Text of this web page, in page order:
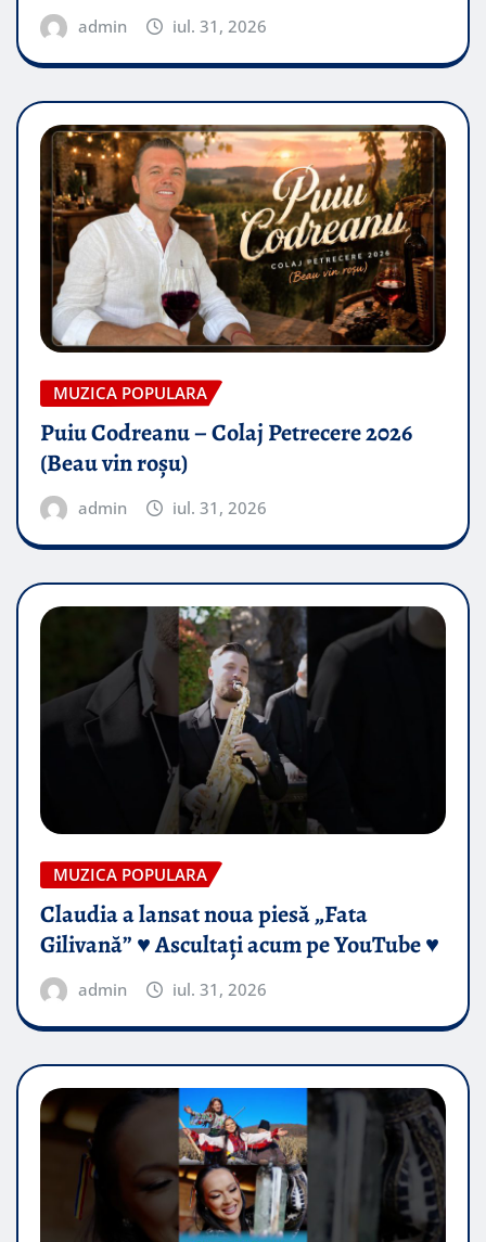
admin iul. 31, 2026
MUZICA POPULARA
Puiu Codreanu – Colaj Petrecere 2026
(Beau vin roșu)
admin iul. 31, 2026
MUZICA POPULARA
Claudia a lansat noua piesă „Fata
Gilivană” ♥️ Ascultați acum pe YouTube ♥️
admin iul. 31, 2026